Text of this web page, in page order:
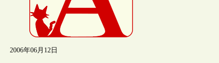
2006年06月12日